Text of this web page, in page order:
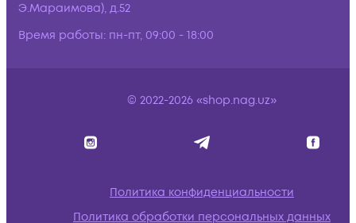
Э.Мараимова), д.52
Время работы: пн-пт, 09:00 - 18:00
© 2022-2026 «shop.nag.uz»
Политика конфиденциальности
Политика обработки персональных данных